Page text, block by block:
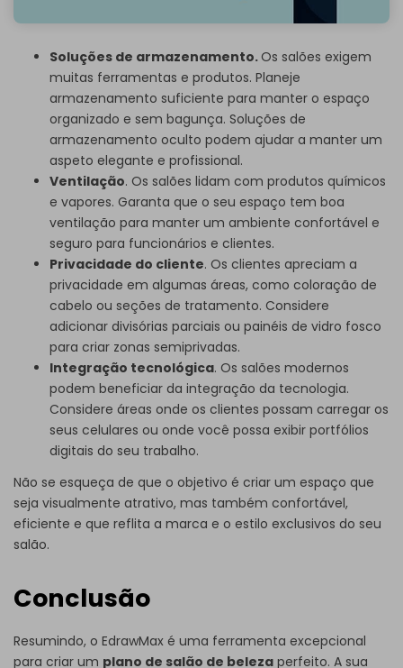
Soluções de armazenamento. Os salões exigem
muitas ferramentas e produtos. Planeje
armazenamento suficiente para manter o espaço
organizado e sem bagunça. Soluções de
armazenamento oculto podem ajudar a manter um
aspeto elegante e profissional.
Ventilação. Os salões lidam com produtos químicos
e vapores. Garanta que o seu espaço tem boa
ventilação para manter um ambiente confortável e
seguro para funcionários e clientes.
Privacidade do cliente. Os clientes apreciam a
privacidade em algumas áreas, como coloração de
cabelo ou seções de tratamento. Considere
adicionar divisórias parciais ou painéis de vidro fosco
para criar zonas semiprivadas.
Integração tecnológica. Os salões modernos
podem beneficiar da integração da tecnologia.
Considere áreas onde os clientes possam carregar os
seus celulares ou onde você possa exibir portfólios
digitais do seu trabalho.
Não se esqueça de que o objetivo é criar um espaço que
seja visualmente atrativo, mas também confortável,
eficiente e que reflita a marca e o estilo exclusivos do seu
salão.
Conclusão
Resumindo, o EdrawMax é uma ferramenta excepcional
para criar um plano de salão de beleza perfeito. A sua